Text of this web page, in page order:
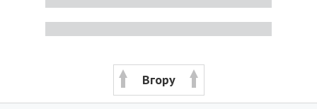
Вгору